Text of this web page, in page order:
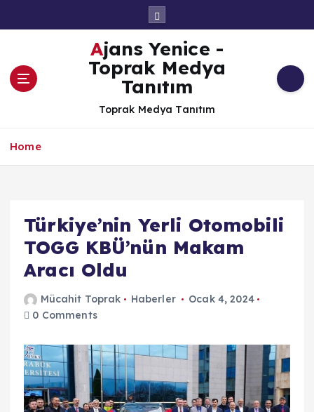
a
Ajans Yenice -
Toprak Medya
Tanıtım
Toprak Medya Tanıtım
Home
Türkiye’nin Yerli Otomobili
TOGG KBÜ’nün Makam
Aracı Oldu
Mücahit Toprak Haberler
Ocak 4, 2024
0 Comments